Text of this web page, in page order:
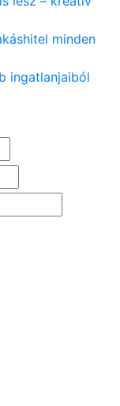
minden
ingatlanjaiból